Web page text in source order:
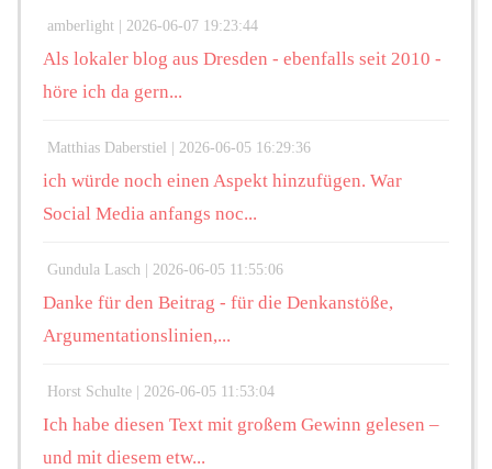
amberlight | 2026-06-07 19:23:44
Als lokaler blog aus Dresden - ebenfalls seit 2010 -
höre ich da gern...
Matthias Daberstiel | 2026-06-05 16:29:36
ich würde noch einen Aspekt hinzufügen. War
Social Media anfangs noc...
Gundula Lasch | 2026-06-05 11:55:06
Danke für den Beitrag - für die Denkanstöße,
Argumentationslinien,...
Horst Schulte | 2026-06-05 11:53:04
Ich habe diesen Text mit großem Gewinn gelesen –
und mit diesem etw...